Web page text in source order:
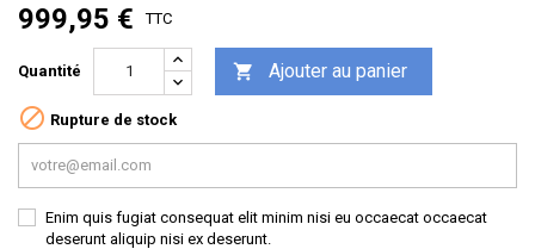
999,95 € TTC
Quantité  Ajouter au panier
 Rupture de stock
Enim quis fugiat consequat elit minim nisi eu occaecat occaecat
deserunt aliquip nisi ex deserunt.